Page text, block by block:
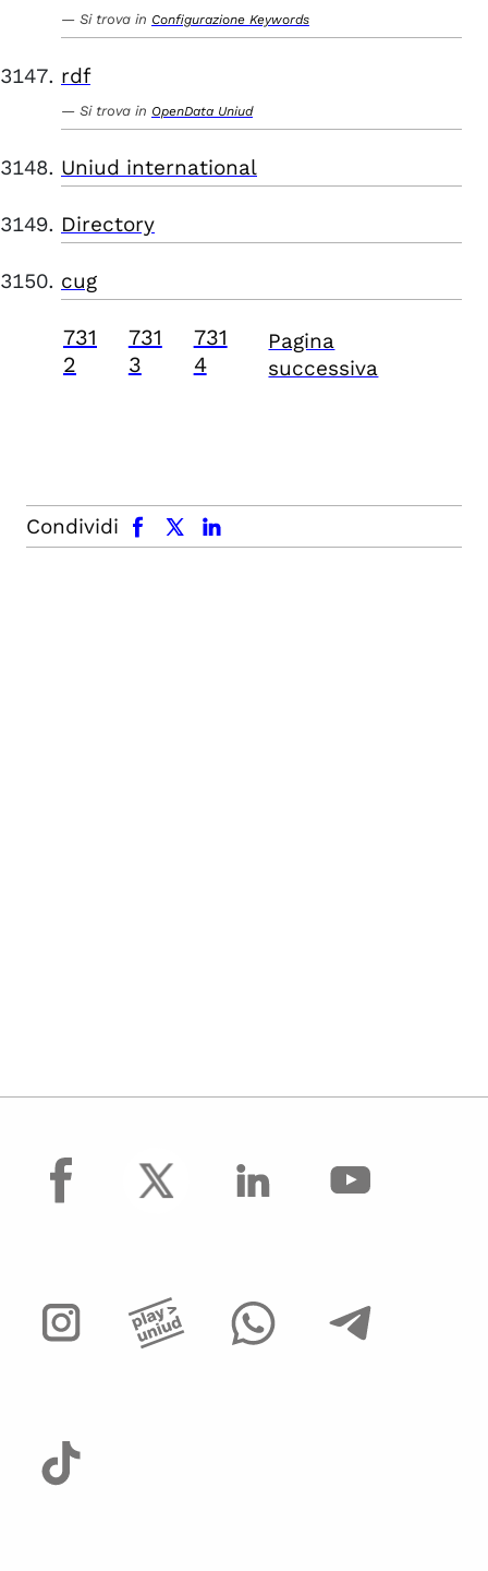
Si trova in Configurazione Keywords
rdf
Si trova in OpenData Uniud
Uniud international
Directory
cug
731
2
731
3
731
4
Pagina
successiva
Condividi
facebook x.com linkedin
facebook